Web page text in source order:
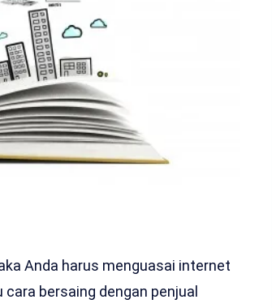
Anda harus menguasai internet
bersaing dengan penjual